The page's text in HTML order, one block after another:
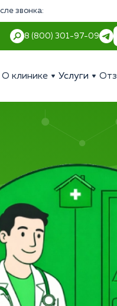
звонка:
8 (800) 301-97-09
О клинике Услуги